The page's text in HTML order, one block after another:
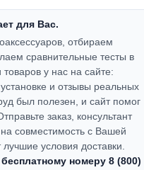
для Вас.
отбираем
сравнительные тесты в
у нас на сайте:
и отзывы реальных
был полезен, и сайт помог
заказ, консультант
совместимость с Вашей
условия доставки.
номеру 8 (800)